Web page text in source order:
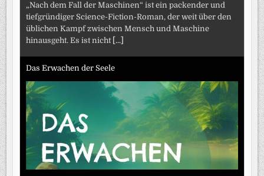
„Nach dem Fall der Maschinen“ ist ein packender und
tiefgründiger Science-Fiction-Roman, der weit über den
üblichen Kampf zwischen Mensch und Maschine
hinausgeht. Es ist nicht [...]
Das Erwachen der Seele